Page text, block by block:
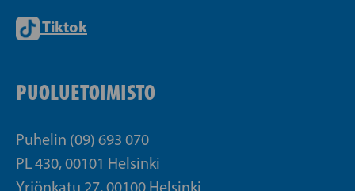
Tiktok
PUOLUETOIMISTO
Puhelin (09) 693 070
PL 430, 00101 Helsinki
Yrjönkatu 27, 00100 Helsinki